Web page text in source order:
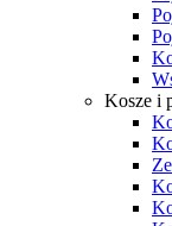
Kosze i